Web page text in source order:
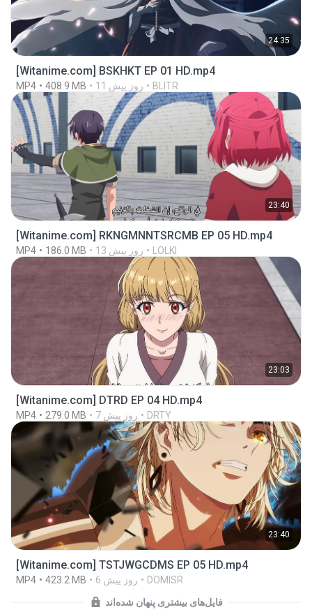
24:35
[Witanime.com] BSKHKT EP 01 HD.mp4
MP4 408.9 MB 11 روز پیش BLITR
23:40
[Witanime.com] RKNGMNNTSRCMB EP 05 HD.mp4
MP4 186.0 MB 13 روز پیش LOLKI
23:03
[Witanime.com] DTRD EP 04 HD.mp4
MP4 279.0 MB 7 روز پیش DRTY
23:40
[Witanime.com] TSTJWGCDMS EP 05 HD.mp4
MP4 423.2 MB 6 روز پیش
DOMISR
فایل‌های بیشتری پنهان شده‌اند